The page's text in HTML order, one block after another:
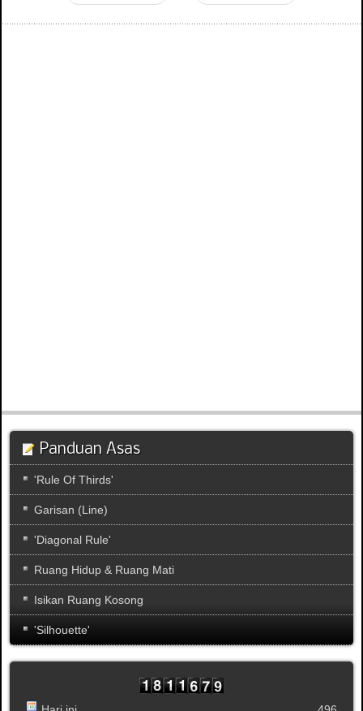
Panduan Asas
'Rule Of Thirds'
Garisan (Line)
'Diagonal Rule'
Ruang Hidup & Ruang Mati
Isikan Ruang Kosong
'Silhouette'